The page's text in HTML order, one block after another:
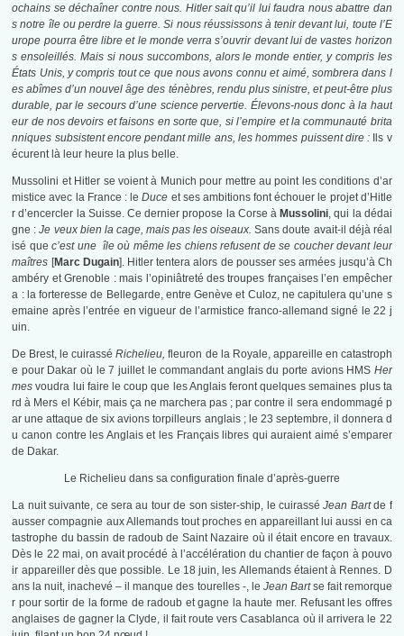
ochains se déchaîner contre nous. Hitler sait qu’il lui faudra nous abattre dan
s notre île ou perdre la guerre. Si nous réussissons à tenir devant lui, toute l’E
urope pourra être libre et le monde verra s’ouvrir devant lui de vastes horizon
s ensoleillés. Mais si nous succombons, alors le monde entier, y compris les
États Unis, y compris tout ce que nous avons connu et aimé, sombrera dans l
es abîmes d’un nouvel âge des ténèbres, rendu plus sinistre, et peut-être plus
durable, par le secours d’une science pervertie. Élevons-nous donc à la haut
eur de nos devoirs et faisons en sorte que, si l’empire et la communauté brita
nniques subsistent encore pendant mille ans, les hommes puissent dire :
Ils v
écurent là leur heure la plus belle.
Mussolini et Hitler se voient à Munich pour mettre au point les conditions d’ar
mistice avec la France : leDuce et ses ambitions font échouer le projet d’Hitle
r d’encercler la Suisse. Ce dernier propose la Corse à Mussolini, qui la dédai
gne :Je veux bien la cage, mais pas les oiseaux. Sans doute avait-il déjà réal
isé quec’est une île où même les chiens refusent de se coucher devant leur
maîtres [Marc Dugain]. Hitler tentera alors de pousser ses armées jusqu’à Ch
ambéry et Grenoble : mais l’opiniâtreté des troupes françaises l’en empêcher
a : la forteresse de Bellegarde, entre Genève et Culoz, ne capitulera qu’une s
emaine après l’entrée en vigueur de l’armistice franco-allemand signé le 22 j
uin.
De Brest, le cuirasséRichelieu,fleuron de la Royale, appareille en catastroph
e pour Dakar où le 7 juillet le commandant anglais du porte avions HMS Her
mes voudra lui faire le coup que les Anglais feront quelques semaines plus ta
rd à Mers el Kébir, mais ça ne marchera pas ; par contre il sera endommagé p
ar une attaque de six avions torpilleurs anglais ; le 23 septembre, il donnera d
u canon contre les Anglais et les Français libres qui auraient aimé s’emparer
de Dakar.
Le Richelieu dans sa configuration finale d’après-guerre
La nuit suivante, ce sera au tour de son sister-ship, le cuirasséJean Bartde f
ausser compagnie aux Allemands tout proches en appareillant lui aussi en ca
tastrophe du bassin de radoub de Saint Nazaire où il était encore en travaux.
Dès le 22 mai, on avait procédé à l’accélération du chantier de façon à pouvo
ir appareiller dès que possible. Le 18 juin, les Allemands étaient à Rennes. D
ans la nuit, inachevé – il manque des tourelles -, le Jean Bartse fait remorque
r pour sortir de la forme de radoub et gagne la haute mer. Refusant les offres
anglaises de gagner la Clyde, il fait route vers Casablanca où il arrivera le 22